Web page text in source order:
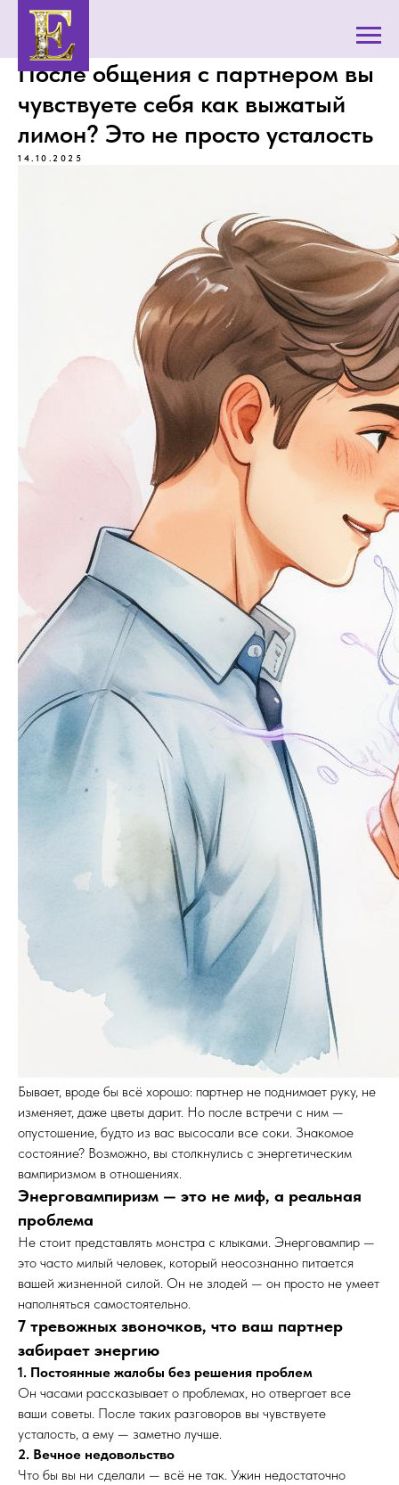
После общения с партнером вы
чувствуете себя как выжатый
лимон? Это не просто усталость
14.10.2025
Бывает, вроде бы всё хорошо: партнер не поднимает руку, не
изменяет, даже цветы дарит. Но после встречи с ним —
опустошение, будто из вас высосали все соки. Знакомое
состояние? Возможно, вы столкнулись с энергетическим
вампиризмом в отношениях.
Энерговампиризм — это не миф, а реальная
проблема
Не стоит представлять монстра с клыками. Энерговампир —
это часто милый человек, который неосознанно питается
вашей жизненной силой. Он не злодей — он просто не умеет
наполняться самостоятельно.
7 тревожных звоночков, что ваш партнер
забирает энергию
1. Постоянные жалобы без решения проблем
Он часами рассказывает о проблемах, но отвергает все
ваши советы. После таких разговоров вы чувствуете
усталость, а ему — заметно лучше.
2. Вечное недовольство
Что бы вы ни сделали — всё не так. Ужин недостаточно